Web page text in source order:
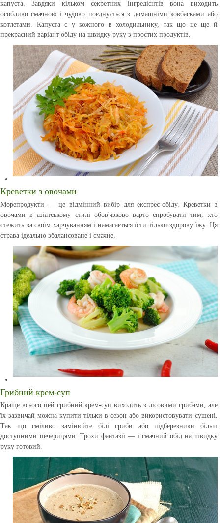
капуста. Завдяки кільком секретних інгредієнтів вона виходить
особливо смачною і чудово поєднується з домашніми ковбасками або
котлетами. Капуста є у кожного в холодильнику, так що це ще й
прекрасний варіант обіду на швидку руку з простих продуктів.
Креветки з овочами
Морепродукти — це відмінний вибір для експрес-обіду. Креветки з
овочами в азіатському стилі обов'язково варто спробувати тим, хто
стежить за своїм харчуванням і намагається їсти тільки здорову їжу. Ця
страва ідеально збалансоване і смачне.
Грибний крем-суп
Краще всього цей грибний крем-суп виходить з лісовими грибами, але
їх зазвичай можна купити тільки в сезон або використовувати сушені.
Так що сміливо замінюйте білі гриби або підберезники більш
доступними печерицями. Трохи фантазії — і смачний обід на швидку
руку готовий.